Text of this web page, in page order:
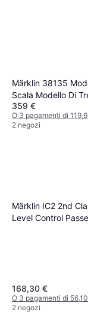
Märklin 38135
Scala Modello Di
359 €
O 3 pagamenti di
2 negozi
Märklin IC2 2nd
Level Control
168,30 €
O 3 pagamenti di
2 negozi